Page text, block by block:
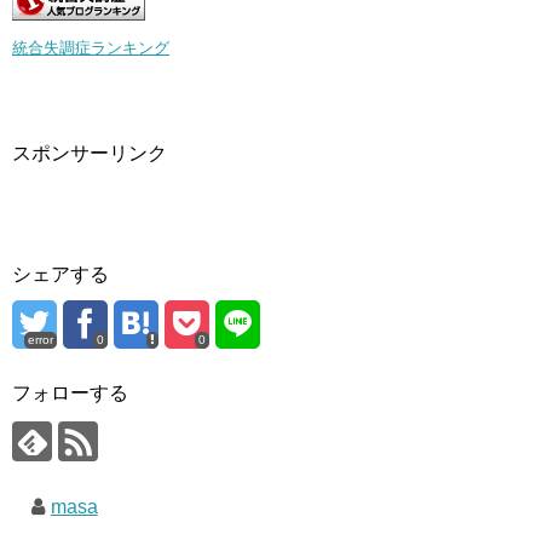
統合失調症ランキング
スポンサーリンク
シェアする
error 0 0
フォローする
masa